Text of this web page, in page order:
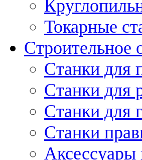
Токарные
Строительное
Станки для
Станки для
Станки для
Станки
Аксессуары